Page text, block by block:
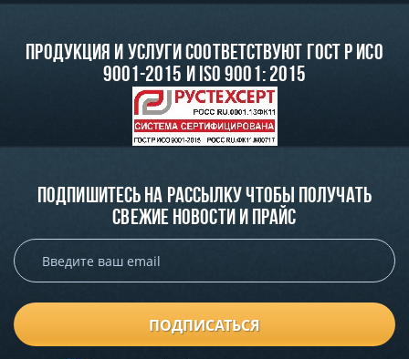
Продукция и услуги соответствуют ГОСТ Р ИСО
9001-2015 и ISO 9001: 2015
Подпишитесь на рассылку чтобы получать
свежие новости и прайс
ПОДПИСАТЬСЯ